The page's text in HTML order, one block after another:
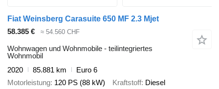
Fiat Weinsberg Carasuite 650 MF 2.3 Mjet
58.385 €
≈ 54.560 CHF
Wohnwagen und Wohnmobile - teilintegriertes
Wohnmobil
2020
85.881 km
Euro 6
Motorleistung 120 PS (88 kW) Kraftstoff Diesel